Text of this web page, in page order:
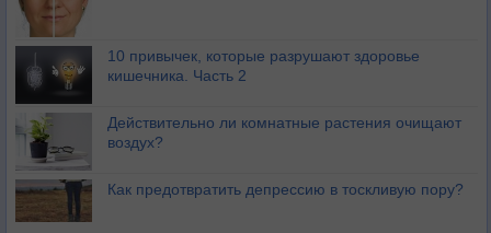
10 привычек, которые разрушают здоровье
кишечника. Часть 2
Действительно ли комнатные растения очищают
воздух?
Как предотвратить депрессию в тоскливую пору?